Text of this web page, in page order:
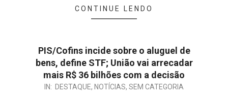
CONTINUE LENDO
PIS/Cofins incide sobre o aluguel de
bens, define STF; União vai arrecadar
mais R$ 36 bilhões com a decisão
IN: DESTAQUE, NOTÍCIAS, SEM CATEGORIA